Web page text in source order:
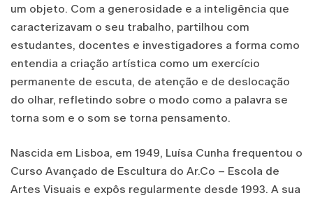
um objeto. Com a generosidade e a inteligência que
caracterizavam o seu trabalho, partilhou com
estudantes, docentes e investigadores a forma como
entendia a criação artística como um exercício
permanente de escuta, de atenção e de deslocação
do olhar, refletindo sobre o modo como a palavra se
torna som e o som se torna pensamento.
Nascida em Lisboa, em 1949, Luísa Cunha frequentou o
Curso Avançado de Escultura do Ar.Co – Escola de
Artes Visuais e expôs regularmente desde 1993. A sua